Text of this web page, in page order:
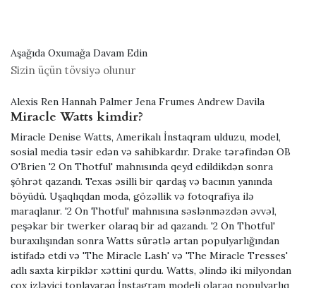
Aşağıda Oxumağa Davam Edin
Sizin üçün tövsiyə olunur
Alexis Ren Hannah Palmer Jena Frumes Andrew Davila
Miracle Watts kimdir?
Miracle Denise Watts, Amerikalı İnstaqram ulduzu, model,
sosial media təsir edən və sahibkardır. Drake tərəfindən OB
O'Brien '2 On Thotful' mahnısında qeyd edildikdən sonra
şöhrət qazandı. Texas əsilli bir qardaş və bacının yanında
böyüdü. Uşaqlıqdan moda, gözəllik və fotoqrafiya ilə
maraqlanır. '2 On Thotful' mahnısına səslənməzdən əvvəl,
peşəkar bir twerker olaraq bir ad qazandı. '2 On Thotful'
buraxılışından sonra Watts sürətlə artan populyarlığından
istifadə etdi və 'The Miracle Lash' və 'The Miracle Tresses'
adlı saxta kirpiklər xəttini qurdu. Watts, əlində iki milyondan
çox izləyici toplayaraq İnstagram modeli olaraq populyarlıq